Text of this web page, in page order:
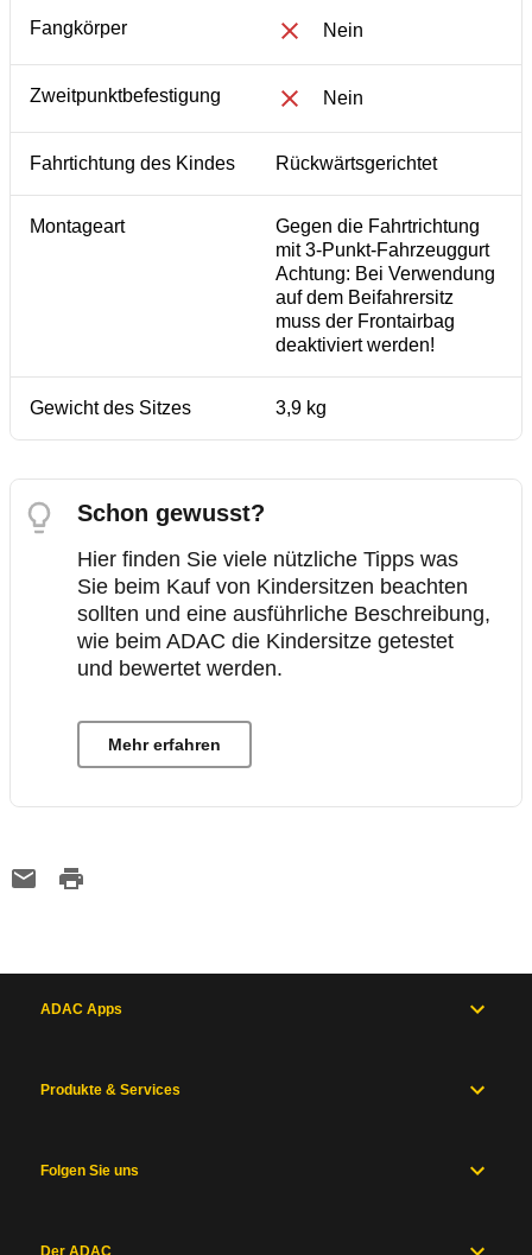
Fangkörper Nein
Zweitpunktbefestigung Nein
Fahrtichtung des Kindes Rückwärtsgerichtet
Montageart
Gegen die Fahrtrichtung
mit 3-Punkt-Fahrzeuggurt
Achtung: Bei Verwendung
auf dem Beifahrersitz
muss der Frontairbag
deaktiviert werden!
Gewicht des Sitzes 3,9 kg
Schon gewusst?
Hier finden Sie viele nützliche Tipps was
Sie beim Kauf von Kindersitzen beachten
sollten und eine ausführliche Beschreibung,
wie beim ADAC die Kindersitze getestet
und bewertet werden.
Mehr erfahren
ADAC Apps
Produkte & Services
Folgen Sie uns
Der ADAC